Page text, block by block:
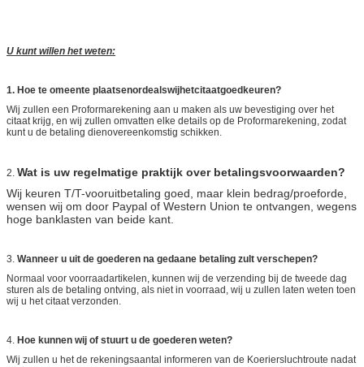
U kunt willen het weten:
1. Hoe te omeente plaatsenordealswijhetcitaatgoedkeuren?
Wij zullen een Proformarekening aan u maken als uw bevestiging over het
citaat krijg, en wij zullen omvatten elke details op de Proformarekening, zodat
kunt u de betaling dienovereenkomstig schikken.
2. Wat is uw regelmatige praktijk over betalingsvoorwaarden?
Wij keuren T/T-vooruitbetaling goed, maar klein bedrag/proeforde,
wensen wij om door Paypal of Western Union te ontvangen, wegens
hoge banklasten van beide kant.
3. Wanneer u uit de goederen na gedaane betaling zult verschepen?
Normaal voor voorraadartikelen, kunnen wij de verzending bij de tweede dag
sturen als de betaling ontving, als niet in voorraad, wij u zullen laten weten toen
wij u het citaat verzonden.
4. Hoe kunnen wij of stuurt u de goederen weten?
Wij zullen u het de rekeningsaantal informeren van de Koeriersluchtroute nadat